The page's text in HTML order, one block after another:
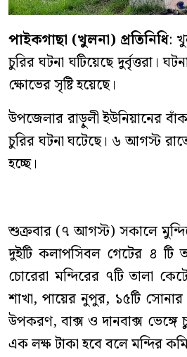
পাইকগাছা (খুলনা) প্রতিনিধি:
চুরির ঘটনা ঘটিয়েছে দুর্বৃত্তরা।
ক্ষোভের সৃষ্টি হয়েছে।
উপজেলার রাড়ুলী ইউনিয়ানের
চুরির ঘটনা ঘটেছে। ৬ আগস্ট
হচ্ছে।
শুক্রবার (৭ আগস্ট) সকালে
দুইটি কলাপসিবল গেটের ৪ টি
চোরেরা মন্দিরের ৭টি তালা
শাখা, পায়ের নুপুর, ১৫টি
উপকরণ, বাক্স ও দানবাক্স
এক লক্ষ টাকা হবে বলে মন্দির